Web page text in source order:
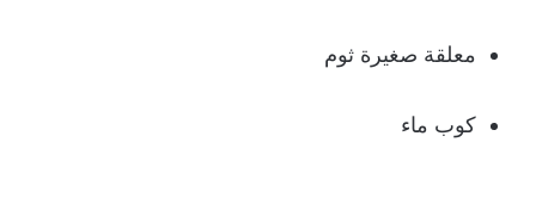
معلقة صغيرة ثوم
كوب ماء